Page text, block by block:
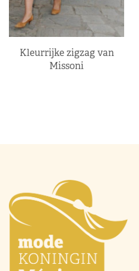
Kleurrijke zigzag van
Missoni